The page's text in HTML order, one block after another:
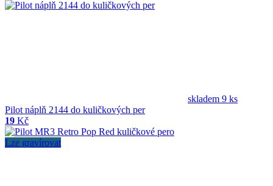
skladem 9 ks
Pilot náplň 2144 do kuličkových per
19 Kč
Lze gravírovat